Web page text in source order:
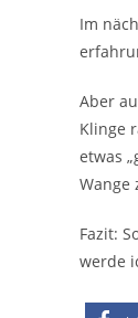
Im
Aber
Klinge
etwas
Wange
Fazit:
werde